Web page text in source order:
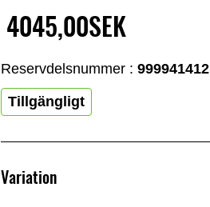
4045,00SEK
Reservdelsnummer : 999941412
Tillgängligt
Variation